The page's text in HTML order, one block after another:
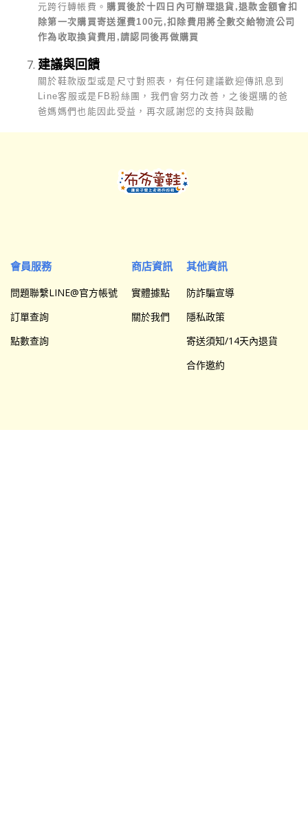
元跨行轉帳費。 購買後於十四日內可辦理退貨,退款金額會扣
除第一次購買寄送運費100元,扣除費用將全數交給物流公司
作為收取換貨費用,請認同後再做購買
建議與回饋
關於鞋款版型或是尺寸對照表，有任何建議歡迎傳訊息到
Line客服或是FB粉絲團，我們會努力改善，之後選購的爸
爸媽媽們也能因此受益，再次感謝您的支持與鼓勵
會員服務
問題聯繫LINE@官方帳號
訂單查詢
點數查詢
商店資訊
實體據點
關於我們
其他資訊
防詐騙宣導
隱私政策
寄送須知/14天內退貨
合作邀約